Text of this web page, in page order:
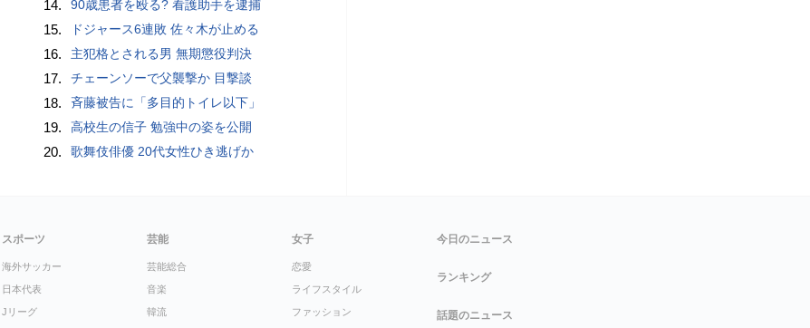
14. 90歳患者を殴る? 看護助手を逮捕
15. ドジャース6連敗 佐々木が止める
16. 主犯格とされる男 無期懲役判決
17. チェーンソーで父襲撃か 目撃談
18. 斉藤被告に「多目的トイレ以下」
19. 高校生の信子 勉強中の姿を公開
20. 歌舞伎俳優 20代女性ひき逃げか
スポーツ
海外サッカー
日本代表
Jリーグ
芸能
芸能総合
音楽
韓流
女子
恋愛
ライフスタイル
ファッション
今日のニュース
ランキング
話題のニュース